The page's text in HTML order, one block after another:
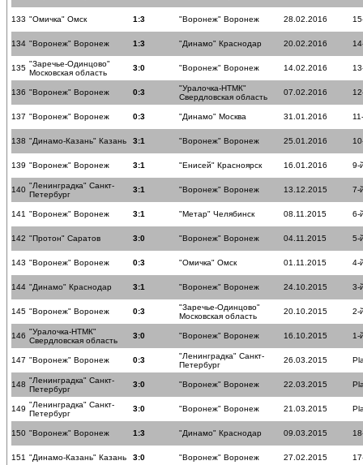
133 "Омичка" Омск 1:3 "Воронеж" Воронеж 28.02.2016
134 "Воронеж" Воронеж 1:3 "Динамо" Краснодар 20.02.2016
135 "Заречье-Одинцово"
Московская область
3:0 "Воронеж" Воронеж 14.02.2016
136 "Воронеж" Воронеж 0:3
"Уралочка-НТМК"
Свердловская область
07.02.2016
137 "Воронеж" Воронеж 0:3 "Динамо" Москва 31.01.2016
138 "Динамо-Казань" Казань 3:1 "Воронеж" Воронеж 25.01.2016
139 "Воронеж" Воронеж 3:1 "Енисей" Красноярск 16.01.2016 9-
140 "Ленинградка" Санкт-
Петербург
3:1 "Воронеж" Воронеж 13.12.2015 7-
141 "Воронеж" Воронеж 3:1 "Метар" Челябинск 08.11.2015 6-
142 "Протон" Саратов 3:0 "Воронеж" Воронеж 04.11.2015 5-
143 "Воронеж" Воронеж 0:3 "Омичка" Омск 01.11.2015 4-
144 "Динамо" Краснодар 3:1 "Воронеж" Воронеж 24.10.2015 3-
145 "Воронеж" Воронеж 0:3
"Заречье-Одинцово"
Московская область
20.10.2015 2-
146 "Уралочка-НТМК"
Свердловская область
3:0 "Воронеж" Воронеж 16.10.2015 1-
147 "Воронеж" Воронеж 0:3
"Ленинградка" Санкт-
Петербург
26.03.2015
148 "Ленинградка" Санкт-
Петербург
3:0 "Воронеж" Воронеж 22.03.2015
149 "Ленинградка" Санкт-
Петербург
3:0 "Воронеж" Воронеж 21.03.2015
150 "Воронеж" Воронеж 1:3 "Динамо" Краснодар 09.03.2015
151 "Динамо-Казань" Казань 3:0 "Воронеж" Воронеж 27.02.2015